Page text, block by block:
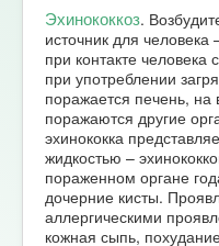
Эхинококкоз.
источник для
при контакте
при употреблении
поражается печень, на
поражаются другие
эхинококка
жидкостью –
пораженном органе
дочерние кисты.
аллергическими
кожная сыпь,